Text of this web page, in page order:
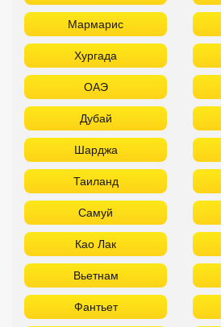
Мармарис
Хургада
ОАЭ
Дубай
Шарджа
Таиланд
Самуй
Као Лак
Вьетнам
Фантьет